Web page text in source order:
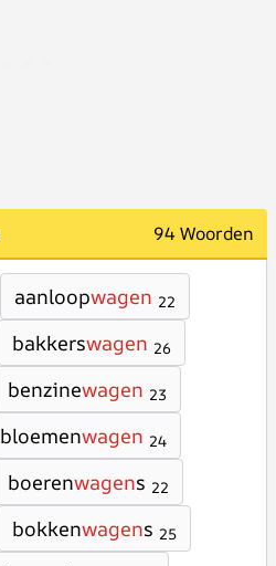
94 Woorden
aanloopwagen 22
bakkerswagen 26
benzinewagen 23
bloemenwagen 24
boerenwagens 22
bokkenwagens 25